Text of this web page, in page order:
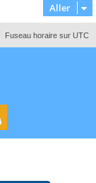
Aller
Fuseau horaire sur UTC